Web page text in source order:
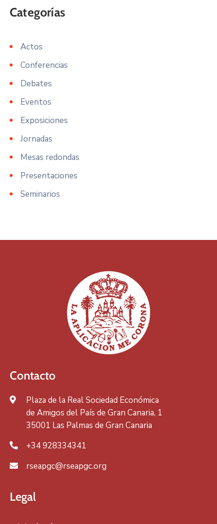
Actos
Conferencias
Debates
Eventos
Exposiciones
Jornadas
Mesas redondas
Presentaciones
Seminarios
Contacto
Plaza de la Real Sociedad Económica
de Amigos del País de Gran Canaria, 1
35001 Las Palmas de Gran Canaria
+34 928334341
rseapgc@rseapgc.org
Legal